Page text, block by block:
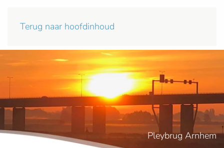
Terug naar hoofdinhoud
Pleybrug Arnhem